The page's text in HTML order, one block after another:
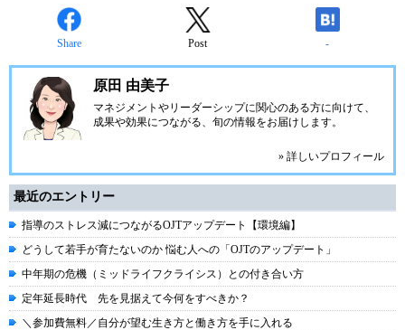
Share Post -
原田 由美子
マネジメントやリーダーシップに関心のある方に向けて、
成果や効果につながる、旬の情報をお届けします。
» 詳しいプロフィール
最近のエントリー
指導のストレス減につながるOJTアップデート【環境編】
どうして若手が育たないのか 悩む人への「OJTのアップデート」
中年期の危機（ミッドライフクライシス）との付き合い方
定年延長時代 先を見据えて今何をすべきか？
＼参加費無料／自分が望む生き方と働き方を手に入れる